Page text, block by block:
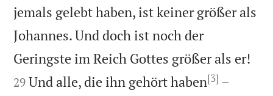
jemals gelebt haben, ist keiner größer als
Johannes. Und doch ist noch der
Geringste im Reich Gottes größer als er!
29 Und alle, die ihn gehört haben[3] –